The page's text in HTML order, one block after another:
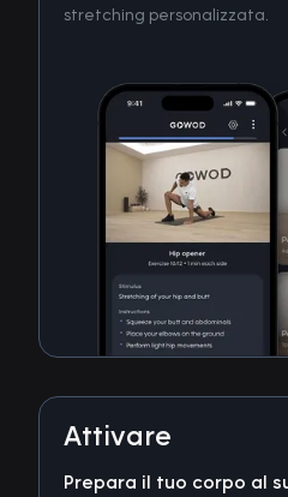
stretching personalizzata.
Attivare
Prepara il tuo corpo al